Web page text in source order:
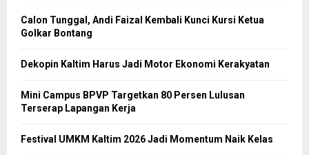
Calon Tunggal, Andi Faizal Kembali Kunci Kursi Ketua
Golkar Bontang
Dekopin Kaltim Harus Jadi Motor Ekonomi Kerakyatan
Mini Campus BPVP Targetkan 80 Persen Lulusan
Terserap Lapangan Kerja
Festival UMKM Kaltim 2026 Jadi Momentum Naik Kelas